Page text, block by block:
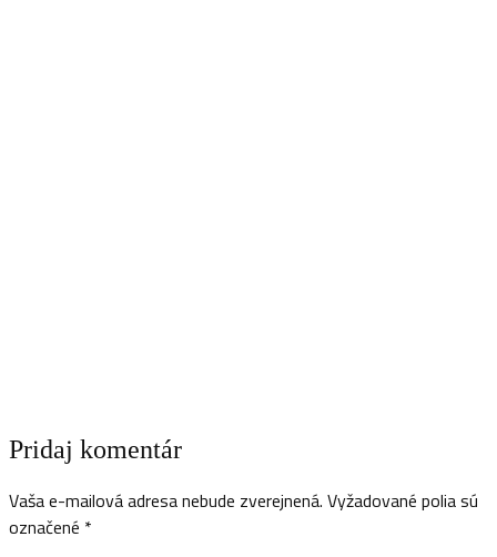
Pridaj komentár
Vaša e-mailová adresa nebude zverejnená. Vyžadované polia sú
označené *